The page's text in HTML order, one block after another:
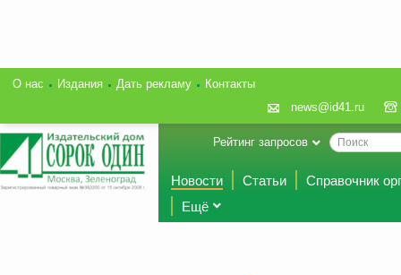
О нас Издания Дать рекламу
Контакты
news@id41.ru
Рейтинг запросов
Новости Статьи
Справочник
Ещё